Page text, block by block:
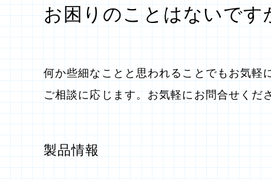
お困りのことはないです
何か些細なことと思われることでもお気
ご相談に応じます。お気軽にお問合せくだ
製品情報